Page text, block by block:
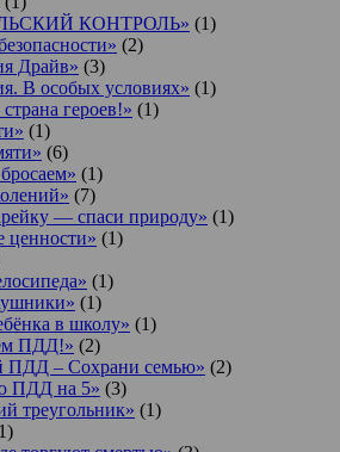
КОНТРОЛЬ» (1)
(2)
Драйв» (3)
В особых условиях» (1)
героев!» (1)
(1)
(6)
(1)
(7)
— спаси природу» (1)
ценности» (1)
(1)
(1)
в школу» (1)
ПДД!» (2)
ПДД – Сохрани семью» (2)
ПДД на 5» (3)
треугольник» (1)